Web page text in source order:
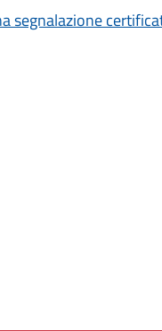
segnalazione